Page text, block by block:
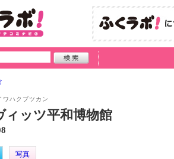
ワハクブツカン
ィッツ平和博物館
写真